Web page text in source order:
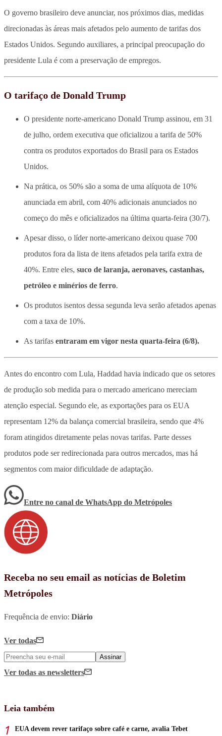
O governo brasileiro deve anunciar, nos próximos dias, medidas
direcionadas às áreas mais afetados pelo aumento de tarifas dos
Estados Unidos. Segundo auxiliares, a principal preocupação do
presidente Lula é com a preservação de empregos.
O tarifaço de Donald Trump
O presidente norte-americano Donald Trump assinou, em 31
de julho, ordem executiva que oficializou a tarifa de 50%
contra os produtos exportados do Brasil para os Estados
Unidos.
Na prática, os 50% são a soma de uma alíquota de 10%
anunciada em abril, com 40% adicionais anunciados no
começo do mês e oficializados na última quarta-feira (30/7).
Apesar disso, o líder norte-americano deixou quase 700
produtos fora da lista de itens afetados pela tarifa extra de
40%. Entre eles, suco de laranja, aeronaves, castanhas,
petróleo e minérios de ferro.
Os produtos isentos dessa segunda leva serão afetados apenas
com a taxa de 10%.
As tarifas entraram em vigor nesta quarta-feira (6/8).
Antes do encontro com Lula, Haddad havia indicado que os setores
de produção sob medida para o mercado americano mereciam
atenção especial. Segundo ele, as exportações para os EUA
representam 12% da balança comercial brasileira, sendo que 4%
foram atingidos diretamente pelas novas tarifas. Parte desses
produtos pode ser redirecionada para outros mercados, mas há
segmentos com maior dificuldade de adaptação.
Entre no canal de WhatsApp do Metrópoles
Receba no seu email as notícias de Boletim
Metrópoles
Frequência de envio: Diário
Ver todas
Assinar
Ver todas as newsletters
Leia também
EUA devem rever tarifaço sobre café e carne, avalia Tebet